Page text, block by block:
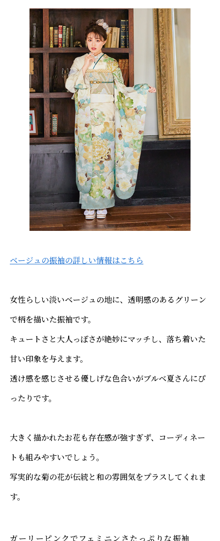
ベージュの振袖の詳しい情報はこちら
女性らしい淡いベージュの地に、透明感のあるグリーン
で柄を描いた振袖です。
キュートさと大人っぽさが絶妙にマッチし、落ち着いた
甘い印象を与えます。
透け感を感じさせる優しげな色合いがブルベ夏さんにぴ
ったりです。
大きく描かれたお花も存在感が強すぎず、コーディネー
トも組みやすいでしょう。
写実的な菊の花が伝統と和の雰囲気をプラスしてくれま
す。
ガーリーピンクでフェミニンさたっぷりな振袖